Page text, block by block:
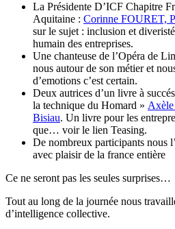
La Présidente D’ICF Chapitre
Aquitaine : Corinne FOURET,
sur le sujet : inclusion et
humain des entreprises.
Une chanteuse de l’Opéra de
nous autour de son métier et
d’emotions c’est certain.
Deux autrices d’un livre à
la technique du Homard »
Bisiau. Un livre pour les
que… voir le lien Teasing.
De nombreux participants nous
avec plaisir de la france entière
Ce ne seront pas les seules surprises…
Tout au long de la journée nous
d’intelligence collective.